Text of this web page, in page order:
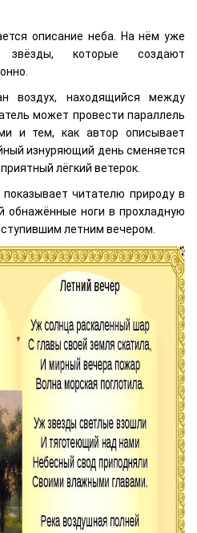
описание неба. На нём уже
звёзды, которые создают
воздух, находящийся между
может провести параллель
и тем, как автор описывает
изнуряющий день сменяется
лёгкий ветерок.
читателю природу в
ноги в прохладную
летним вечером.